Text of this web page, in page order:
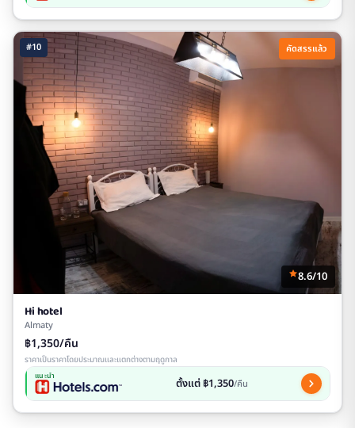
#10 คัดสรรแล้ว
8.6/10
Hi hotel
Almaty
฿1,350/คืน
ราคาเป็นราคาโดยประมาณและแตกต่างตามฤดูกาล
แนะนำ ตั้งแต่ ฿1,350/คืน